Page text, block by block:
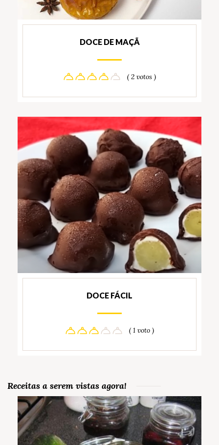
DOCE DE MAÇÃ
( 2 votos )
DOCE FÁCIL
( 1 voto )
Receitas a serem vistas agora!